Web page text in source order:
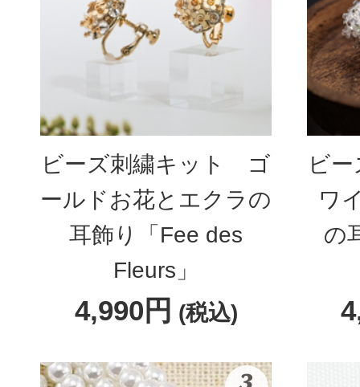
ビーズ刺繍キット ゴ
ールドお花とエクラの
耳飾り「Fee des
Fleurs」
4,990円 (税込)
ビ
ワ
の